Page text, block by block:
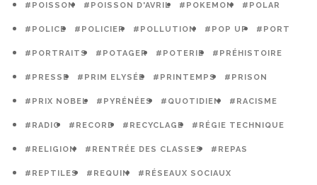
#POISSON #POISSON D'AVRIL #POKEMON #POLAR
#POLICE #POLICIER #POLLUTION #POP UP #PORT
#PORTRAITS #POTAGER #POTERIE #PRÉHISTOIRE
#PRESSE #PRIM ELYSÉE #PRINTEMPS #PRISON
#PRIX NOBEL #PYRÉNÉES #QUOTIDIEN #RACISME
#RADIO #RECORD #RECYCLAGE #RÉGIE TECHNIQUE
#RELIGION #RENTRÉE DES CLASSES #REPAS
#REPTILES #REQUIN #RÉSEAUX SOCIAUX